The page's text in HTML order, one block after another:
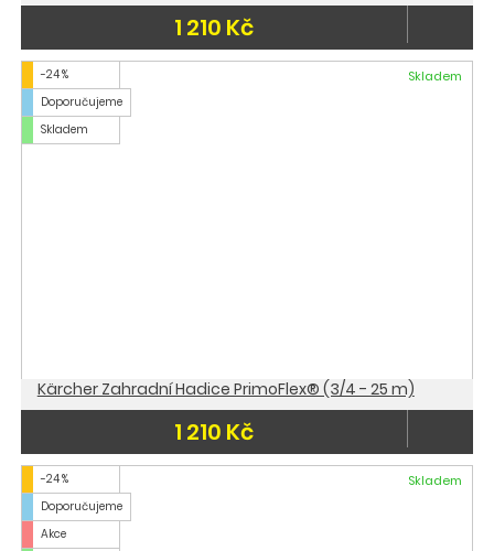
1 210 Kč
-24 %
Doporučujeme
Skladem
Skladem
Kärcher Zahradní Hadice PrimoFlex® (3/4 - 25 m)
1 210 Kč
-24 %
Doporučujeme
Akce
Skladem